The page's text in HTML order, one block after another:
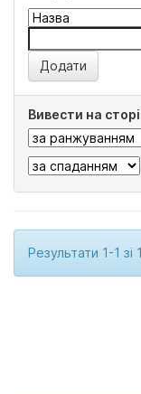
Вивести на
Результати 1-1 зі